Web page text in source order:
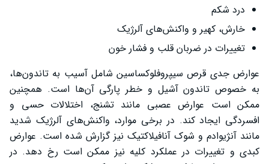
درد شکم
خارش، کهیر و واکنش‌های آلرژیک
تغییرات در ضربان قلب و فشار خون
عوارض جدی قرص سیپروفلوکساسین شامل آسیب به تاندون‌ها،
به خصوص تاندون آشیل و خطر پارگی آن‌ها است. همچنین
ممکن است عوارض عصبی مانند تشنج، اختلالات حسی و
افسردگی ایجاد کند. در برخی موارد، واکنش‌های آلرژیک شدید
مانند آنژیوادم و شوک آنافیلاکتیک نیز گزارش شده است. عوارض
کبدی و تغییرات در عملکرد کلیه نیز ممکن است رخ دهد. در